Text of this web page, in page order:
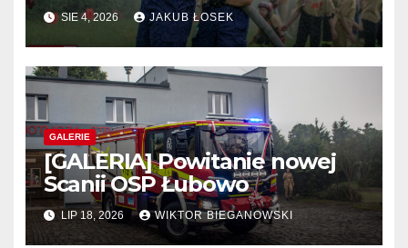
SIE 4, 2026 JAKUB ŁOSEK
GALERIE
[GALERIA] Powitanie nowej
Scanii OSP Łubowo
LIP 18, 2026 WIKTOR BIEGANOWSKI